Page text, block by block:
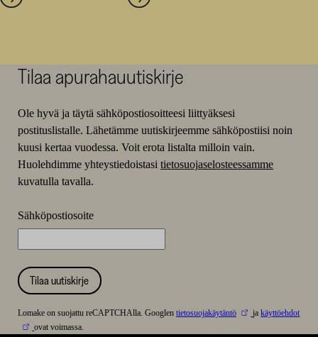
Tilaa apurahauutiskirje
Ole hyvä ja täytä sähköpostiosoitteesi liittyäksesi
postituslistalle. Lähetämme uutiskirjeemme sähköpostiisi noin
kuusi kertaa vuodessa. Voit erota listalta milloin vain.
Huolehdimme yhteystiedoistasi tietosuojaselosteessamme
kuvatulla tavalla.
Sähköpostiosoite
Tilaa uutiskirje
Lomake on suojattu reCAPTCHAlla. Googlen tietosuojakäytäntö jakäyttöehdot
ovat voimassa.